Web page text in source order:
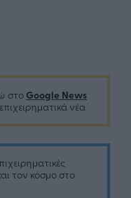
στο Google News
νέα
τον κόσμο στο